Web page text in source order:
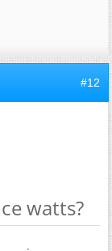
#12
watts?